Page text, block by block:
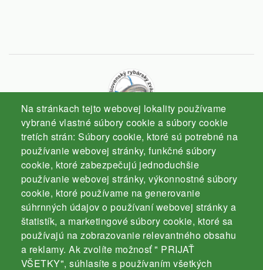
Na stránkach tejto webovej lokality používame
vybrané vlastné súbory cookie a súbory cookie
tretích strán: Súbory cookie, ktoré sú potrebné na
používanie webovej stránky, funkčné súbory
cookie, ktoré zabezpečujú jednoduchšie
používanie webovej stránky, výkonnostné súbory
cookie, ktoré používame na generovanie
súhrnných údajov o používaní webovej stránky a
štatistík, a marketingové súbory cookie, ktoré sa
používajú na zobrazovanie relevantného obsahu
a reklamy. Ak zvolíte možnosť " PRIJAŤ
VŠETKY", súhlasíte s používaním všetkých
Kontakt
Záhradnícka 3000/4
Slovenský rybársky zväz
Komárno